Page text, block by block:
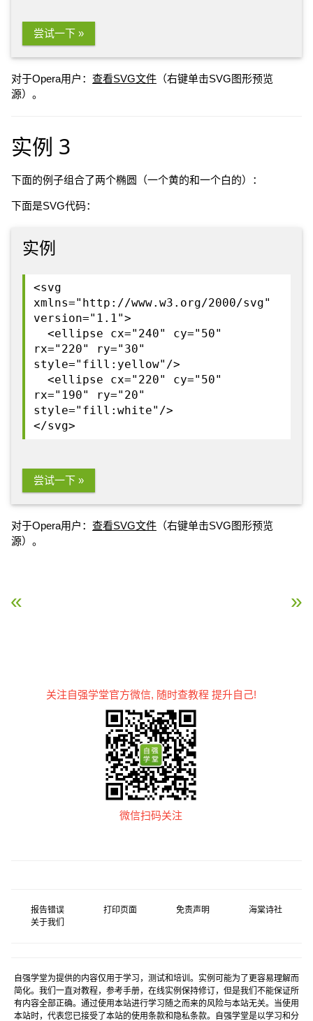
尝试一下 »
对于Opera用户： 查看SVG文件 （右键单击SVG图形预览
源）。
实例 3
下面的例子组合了两个椭圆（一个黄的和一个白的）：
下面是SVG代码：
实例
<svg
xmlns="http://www.w3.org/2000/svg"
version="1.1">
<ellipse cx="240" cy="50"
rx="220" ry="30"
style="fill:yellow"/>
<ellipse cx="220" cy="50"
rx="190" ry="20"
style="fill:white"/>
</svg>
尝试一下 »
对于Opera用户： 查看SVG文件 （右键单击SVG图形预览
源）。
« SVG 圆形 SVG 直线 »
关注自强学堂官方微信, 随时查教程 提升自己!
微信扫码关注
报告错误 打印页面 免责声明
海棠诗社
关于我们
自强学堂为提供的内容仅用于学习，测试和培训。实例可能为了更容易理解而
简化。我们一直对教程，参考手册，在线实例保持修订，但是我们不能保证所
有内容全部正确。通过使用本站进行学习随之而来的风险与本站无关。当使用
本站时，代表您已接受了本站的使用条款和隐私条款。自强学堂是以学习和分